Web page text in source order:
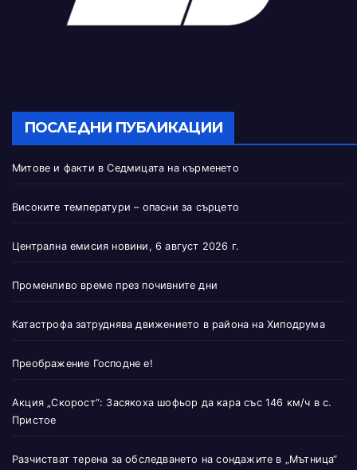
ПОСЛЕДНИ ПУБЛИКАЦИИ
Митове и факти в Седмицата на кърменето
Високите температури – опасни за сърцето
Централна емисия новини, 6 август 2026 г.
Променливо време през почивните дни
Катастрофа затруднява движението в района на Хиподрума
Преображение Господне е!
Акция „Скорост“: Засякоха шофьор да кара със 146 км/ч в с.
Пристое
Разчистват терена за обследването на сондажите в „Мътница“